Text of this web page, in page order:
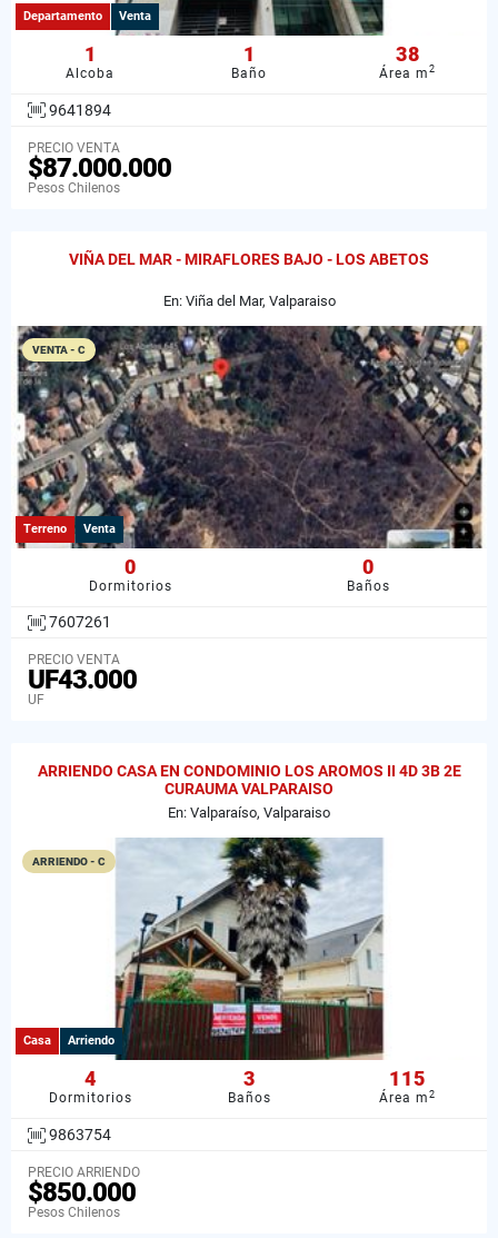
Departamento Venta
1
Alcoba
1
Baño
38
Área m2
9641894
PRECIO VENTA
$87.000.000
Pesos Chilenos
VIÑA DEL MAR - MIRAFLORES BAJO - LOS ABETOS
En: Viña del Mar, Valparaiso
VENTA - C
Terreno Venta
0
Dormitorios
0
Baños
7607261
PRECIO VENTA
UF43.000
UF
ARRIENDO CASA EN CONDOMINIO LOS AROMOS II 4D 3B 2E
CURAUMA VALPARAISO
En: Valparaíso, Valparaiso
ARRIENDO - C
Casa Arriendo
4
Dormitorios
3
Baños
115
Área m2
9863754
PRECIO ARRIENDO
$850.000
Pesos Chilenos